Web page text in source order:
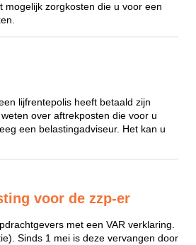
mogelijk zorgkosten die u voor een
lijfrentepolis heeft betaald zijn
over aftrekposten die voor u
een belastingadviseur. Het kan u
voor de zzp-er
met een VAR verklaring.
Sinds 1 mei is deze vervangen door